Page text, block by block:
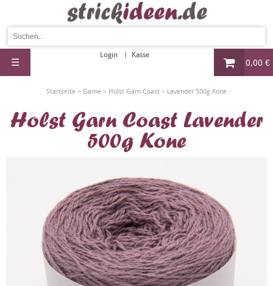
0,00 €
Login Kasse
☰
Startseite » Garne » Holst Garn Coast » Lavender 500g Kone
Holst Garn Coast Lavender
500g Kone